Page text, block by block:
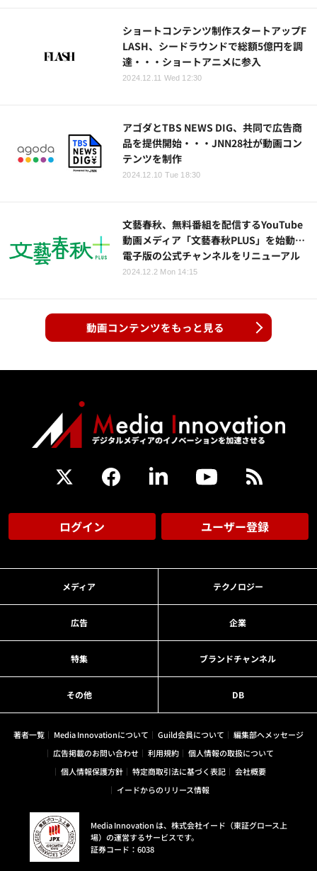
ショートコンテンツ制作スタートアップF
LASH、シードラウンドで総額5億円を調
達・・・ショートアニメに参入
2024.12.11 Wed 12:30
アゴダとTBS NEWS DIG、共同で広告商
品を提供開始・・・JNN28社が動画コン
テンツを制作
2024.12.10 Tue 18:30
文藝春秋、無料番組を配信するYouTube
動画メディア「文藝春秋PLUS」を始動…
電子版の公式チャンネルをリニューアル
2024.12.2 Mon 14:15
動画コンテンツをもっと見る
ログイン ユーザー登録
メディア テクノロジー
広告 企業
特集 ブランドチャンネル
その他 DB
著者一覧 Media Innovationについて Guild会員について
編集部へメッセージ
広告掲載のお問い合わせ
利用規約
個人情報の取扱について
個人情報保護方針
特定商取引法に基づく表記
会社概要
イードからのリリース情報
Media Innovation は、株式会社イード（東証グロース上
場）の運営するサービスです。
証券コード：6038